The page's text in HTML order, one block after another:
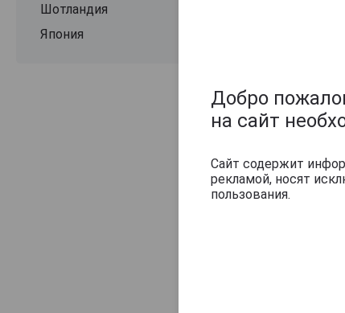
Шотландия
Япония
Добро
на сайт
Сайт содержит
рекламой, носят
пользования.